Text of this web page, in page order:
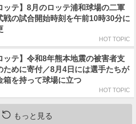
ッテ】8月のロッテ浦和球場の二軍
戦の試合開始時刻を午前10時30分に
HOT TOPIC
ッテ】令和8年熊本地震の被害者支
ために寄付／8月4日には選手たちが
箱を持って球場に立つ
HOT TOPIC
もっと見る